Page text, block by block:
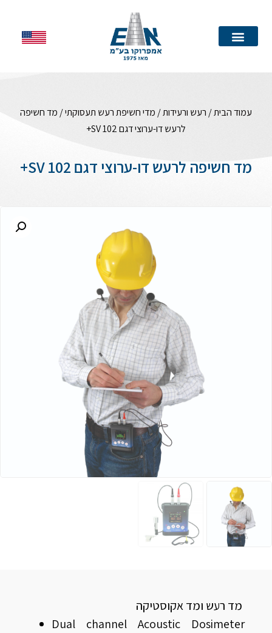
עמוד הבית/ רעש ורעידות/ מדי חשיפת רעש תעסוקתי/ מד חשיפה
לרעש דו-ערוצי דגם SV 102+
מד חשיפה לרעש דו-ערוצי דגם SV 102+
מד רעש ומד אקוסטיקה
Dual channel Acoustic Dosimeter